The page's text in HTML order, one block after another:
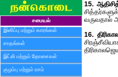
சமையல்
இனிப்பு மற்றும் காரங்கள்
சாதங்கள்
இட்லி மற்றும் தோசைகள்
குழம்பு மற்றும் ரசம்
15.
வருவதால்
16.